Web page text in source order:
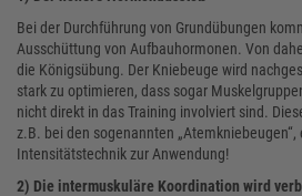
Bei der Durchführung von Grundübungen
Ausschüttung von Aufbauhormonen. Von
die Königsübung. Der Kniebeuge wird
stark zu optimieren, dass sogar
nicht direkt in das Training involviert sind.
z.B. bei den sogenannten
Intensitätstechnik zur Anwendung!
2) Die intermuskuläre Koordination wird